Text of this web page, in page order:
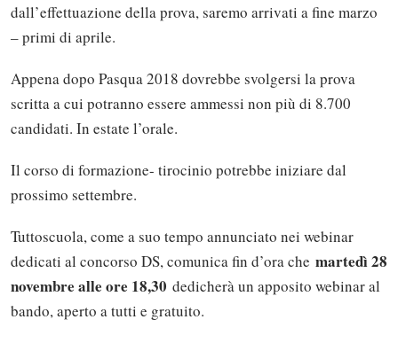
dall’effettuazione della prova, saremo arrivati a fine marzo
– primi di aprile.
Appena dopo Pasqua 2018 dovrebbe svolgersi la prova
scritta a cui potranno essere ammessi non più di 8.700
candidati. In estate l’orale.
Il corso di formazione- tirocinio potrebbe iniziare dal
prossimo settembre.
Tuttoscuola, come a suo tempo annunciato nei webinar
dedicati al concorso DS, comunica fin d’ora che martedì 28
novembre alle ore 18,30 dedicherà un apposito webinar al
bando, aperto a tutti e gratuito.